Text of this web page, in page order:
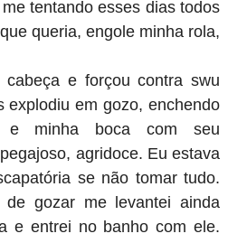
me tentando esses dias todos
queria, engole minha rola,
cabeça e forçou contra swu
explodiu em gozo, enchendo
e minha boca com seu
agridoce. Eu estava
se não tomar tudo.
de gozar me levantei ainda
e entrei no banho com ele.